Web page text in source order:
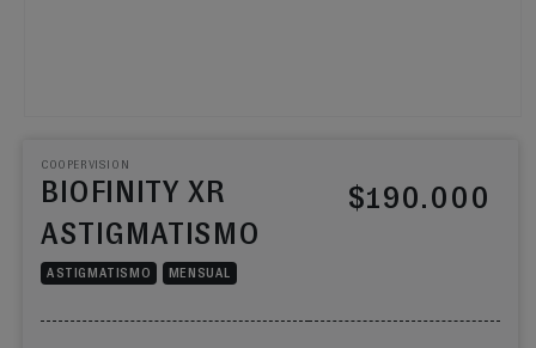
COOPERVISION
BIOFINITY XR
ASTIGMATISMO
ASTIGMATISMO MENSUAL
Precio habitual
$190.000